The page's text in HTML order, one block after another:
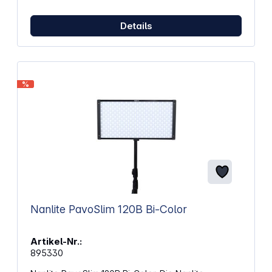
Lange Akkulaufzeit: Bis zu 4 Stunden und 40
Minuten im Silent-Modus Magnetische
Zubehörhalterung: Für einfaches Anbringen von
Diffusoren Kabellose Steuerung: Über die Amaran
maximaler Leistung Lichtleistung: Bis zu 5908 Lux
bei 0,5 m (5600K) Farbgenauigkeit: CRI: 95+, TLCI:
95+, TM-30 RG: 102, SSI (Tungsten): 83, SSI (D56):
Ladezeit: 0 - 90 % in 40 Minuten (45W USB-C PD
Paparazzi, Feuerwerk, Blitz) Akku: Li-Ionen Akku-
Abmessungen: 11,8 x 7,7 x 3,3 cm Gewicht: 416 g
Details
%
Nanlite PavoSlim 120B Bi-Color
Artikel-Nr.:
895330